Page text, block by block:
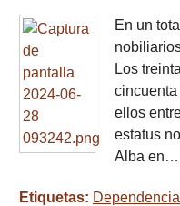
En un
Los
ellos
estatus
Alba en…
Etiquetas: Dependencia